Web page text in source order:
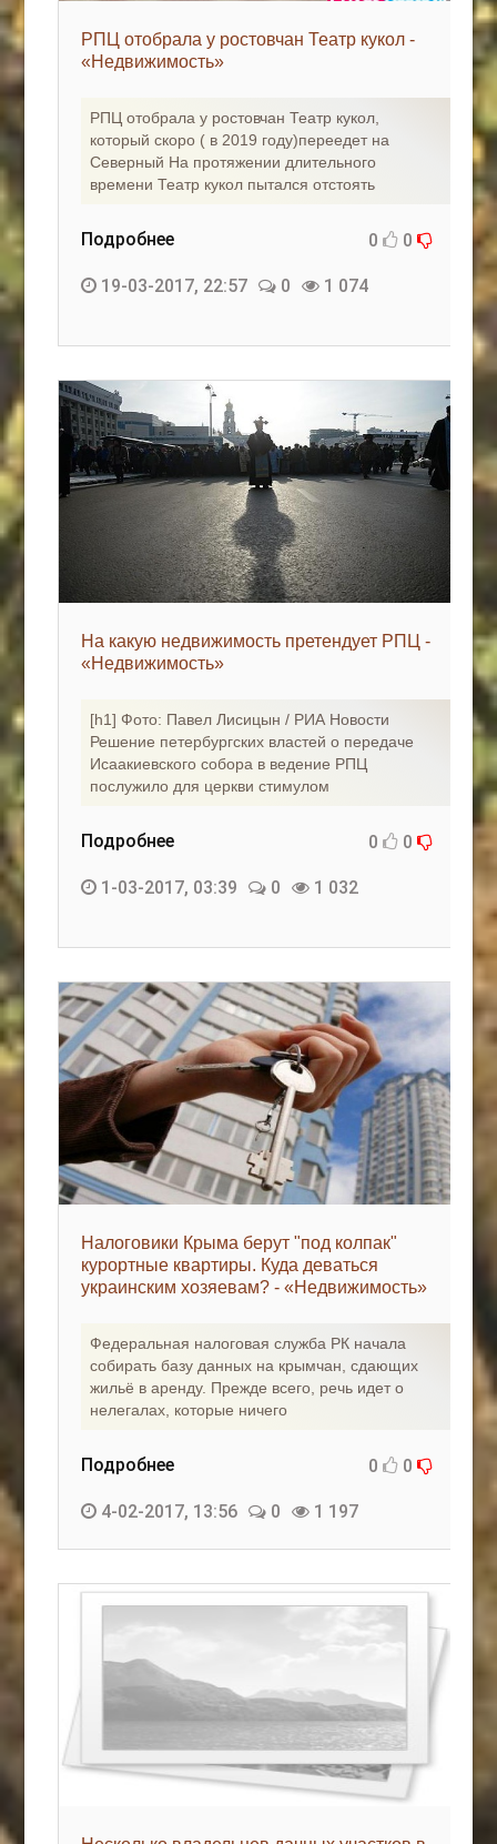
РПЦ отобрала у ростовчан Театр кукол -
«Недвижимость»
РПЦ отобрала у ростовчан Театр кукол,
который скоро ( в 2019 году)переедет на
Северный На протяжении длительного
времени Театр кукол пытался отстоять
Подробнее 0 0
19-03-2017, 22:57 0 1 074
На какую недвижимость претендует РПЦ -
«Недвижимость»
[h1] Фото: Павел Лисицын / РИА Новости
Решение петербургских властей о передаче
Исаакиевского собора в ведение РПЦ
послужило для церкви стимулом
Подробнее 0 0
1-03-2017, 03:39 0 1 032
Налоговики Крыма берут "под колпак"
курортные квартиры. Куда деваться
украинским хозяевам? - «Недвижимость»
Федеральная налоговая служба РК начала
собирать базу данных на крымчан, сдающих
жильё в аренду. Прежде всего, речь идет о
нелегалах, которые ничего
Подробнее 0 0
4-02-2017, 13:56 0 1 197